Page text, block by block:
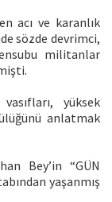
acı ve karanlık
sözde devrimci,
militanlar
yüksek
anlatmak
Bey’in “GÜN
yaşanmış